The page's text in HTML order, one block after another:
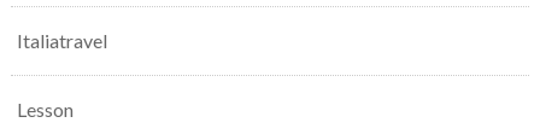
Italiatravel
Lesson